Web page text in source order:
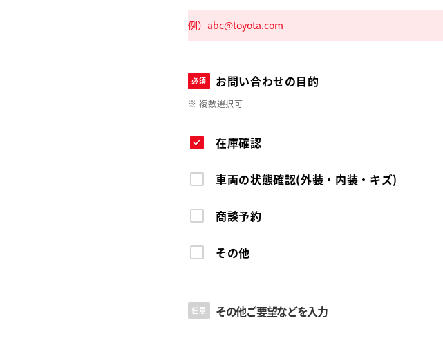
必須 お問い合わせの目的
※ 複数選択可
在庫確認
車両の状態確認(外装・内装・キズ)
商談予約
その他
任意 その他ご要望などを入力